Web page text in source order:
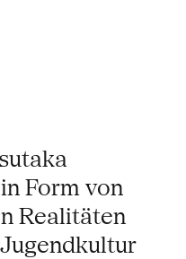
Form von
Realitäten